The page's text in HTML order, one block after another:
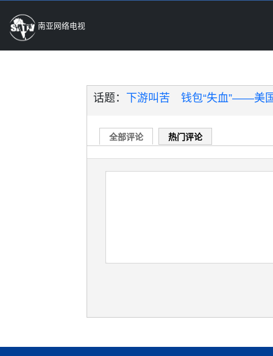
南亚网络电视
话题： 下游叫苦 钱包“失血”——美
全部评论 热门评论